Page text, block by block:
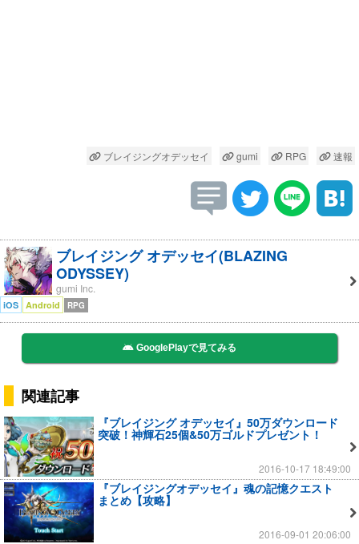
ブレイジングオデッセイ gumi RPG 速報
ブレイジング オデッセイ(BLAZING
ODYSSEY)
gumi Inc.
iOS Android RPG
GooglePlayで見てみる
関連記事
『ブレイジング オデッセイ』50万ダウンロード
突破！神輝石25個&50万ゴルドプレゼント！
2016-10-17 18:49:00
『ブレイジングオデッセイ』魂の記憶クエスト
まとめ【攻略】
2016-09-01 20:06:00